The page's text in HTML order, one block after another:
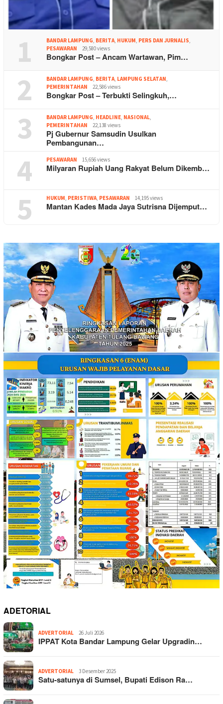
1 BANDAR LAMPUNG, BERITA, HUKUM, PERS DAN JURNALIS,
PESAWARAN
29,580 views
Bongkar Post – Ancam Wartawan, Pim…
2 BANDAR LAMPUNG, BERITA, LAMPUNG SELATAN,
PEMERINTAHAN
22,586 views
Bongkar Post – Terbukti Selingkuh,…
3 BANDAR LAMPUNG, HEADLINE, NASIONAL,
PEMERINTAHAN
22,138 views
Pj Gubernur Samsudin Usulkan
Pembangunan…
4 PESAWARAN 15,656 views
Milyaran Rupiah Uang Rakyat Belum Dikemb…
5 HUKUM, PERISTIWA, PESAWARAN 14,195 views
Mantan Kades Mada Jaya Sutrisna Dijemput…
ADETORIAL
ADVERTORIAL 26 Juli 2026
IPPAT Kota Bandar Lampung Gelar Upgradin…
ADVERTORIAL 3 Desember 2025
Satu-satunya di Sumsel, Bupati Edison Ra…